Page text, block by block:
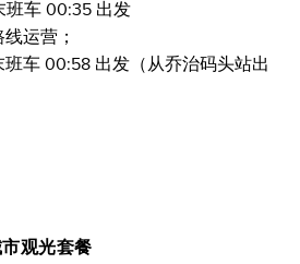
班车 00:35 出发
线运营；
车 00:58 出发（从乔治码头站出
观光套餐